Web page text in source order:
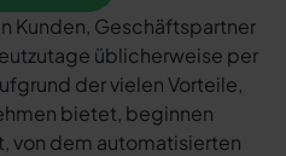
Kunden, Geschäftspartner
üblicherweise per
der vielen Vorteile,
bietet, beginnen
von dem automatisierten